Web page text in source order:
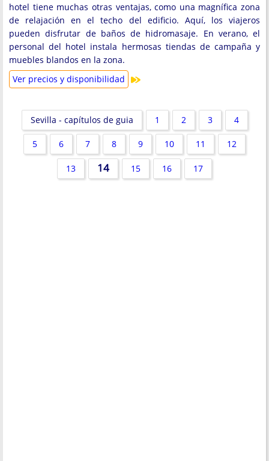
hotel tiene muchas otras ventajas, como una magnífica zona
de relajación en el techo del edificio. Aquí, los viajeros
pueden disfrutar de baños de hidromasaje. En verano, el
personal del hotel instala hermosas tiendas de campaña y
muebles blandos en la zona.
Ver precios y disponibilidad
Sevilla - capítulos de guia 1 2 3 4
5 6 7 8 9 10 11 12
13 14 15 16 17